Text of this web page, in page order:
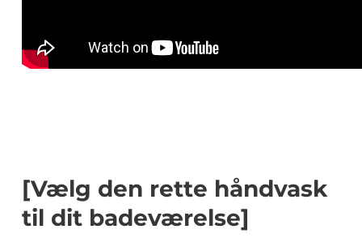
[Vælg den rette håndvask
til dit badeværelse]